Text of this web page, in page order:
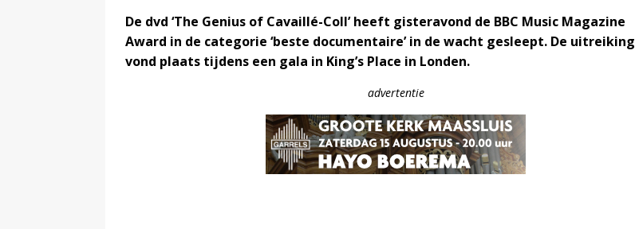
De dvd ‘The Genius of Cavaillé-Coll’ heeft gisteravond de BBC Music Magazine
Award in de categorie ‘beste documentaire’ in de wacht gesleept. De uitreiking
vond plaats tijdens een gala in King’s Place in Londen.
advertentie